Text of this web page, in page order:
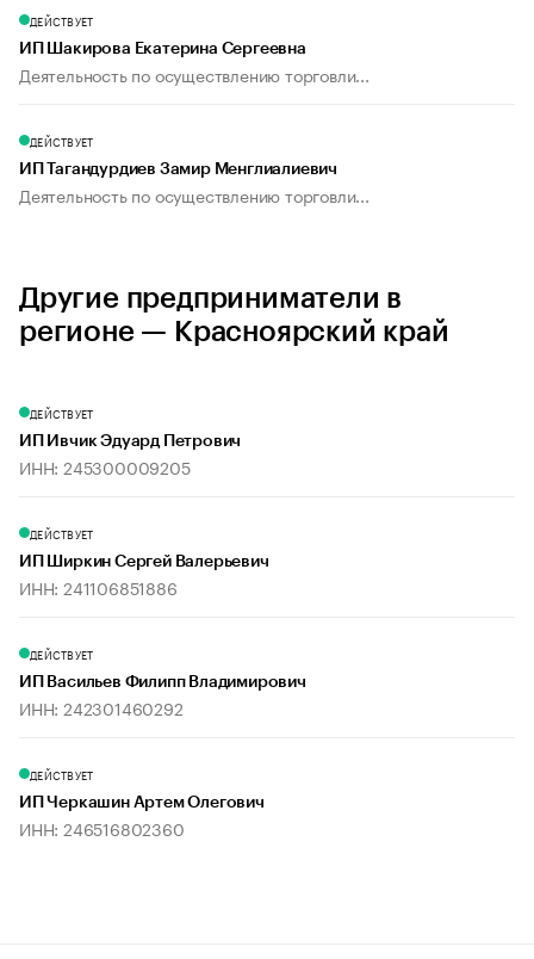
ДЕЙСТВУЕТ
ИП Шакирова Екатерина Сергеевна
Деятельность по осуществлению торговли...
ДЕЙСТВУЕТ
ИП Тагандурдиев Замир Менглиалиевич
Деятельность по осуществлению торговли...
Другие предприниматели в
регионе — Красноярский край
ДЕЙСТВУЕТ
ИП Ивчик Эдуард Петрович
ИНН: 245300009205
ДЕЙСТВУЕТ
ИП Ширкин Сергей Валерьевич
ИНН: 241106851886
ДЕЙСТВУЕТ
ИП Васильев Филипп Владимирович
ИНН: 242301460292
ДЕЙСТВУЕТ
ИП Черкашин Артем Олегович
ИНН: 246516802360